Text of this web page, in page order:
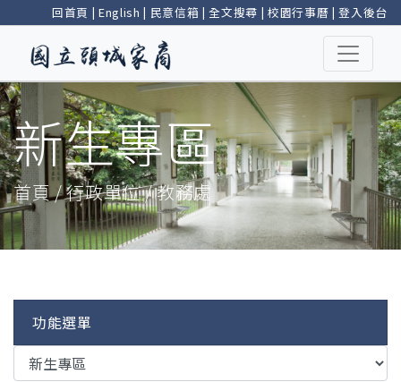
回首頁 | English | 民意信箱 |全文搜尋 | 校園行事曆 |登入後台
新生專區
首頁 / 行政單位 / 教務處
功能選單